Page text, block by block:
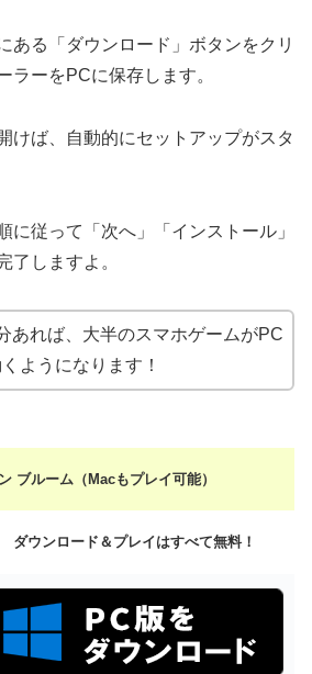
ある「ダウンロード」ボタンをクリ
ラーをPCに保存します。
けば、自動的にセットアップがスタ
に従って「次へ」「インストール」
了しますよ。
あれば、大半のスマホゲームがPC
ようになります！
ブルーム（Macもプレイ可能）
ダウンロード＆プレイはすべて無料！